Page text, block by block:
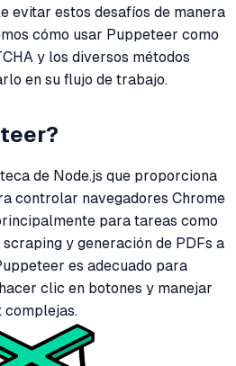
evitar estos desafíos de manera
cómo usar Puppeteer como
y los diversos métodos
en su flujo de trabajo.
de Node.js que proporciona
controlar navegadores Chrome
para tareas como
y generación de PDFs a
es adecuado para
clic en botones y manejar